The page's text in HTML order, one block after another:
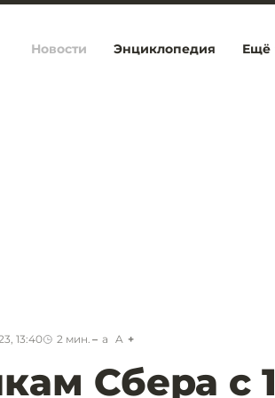
Ещё
Новости Энциклопедия
13:40 2 мин. a A
Сбера с 1